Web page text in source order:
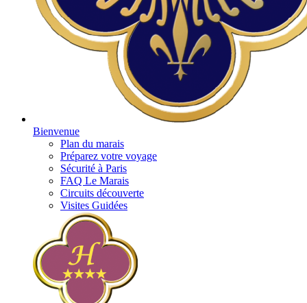
Bienvenue
Plan du marais
Préparez votre voyage
Sécurité à Paris
FAQ Le Marais
Circuits découverte
Visites Guidées